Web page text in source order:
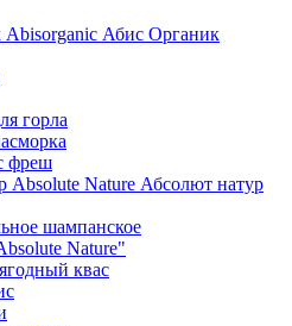
Абис Органик
горла
фреш
Абсолют натур
шампанское
Nature"
квас